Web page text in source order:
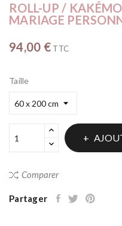
ROLL-UP /
MARIAGE
94,00 € TTC
Taille
Comparer
Partager